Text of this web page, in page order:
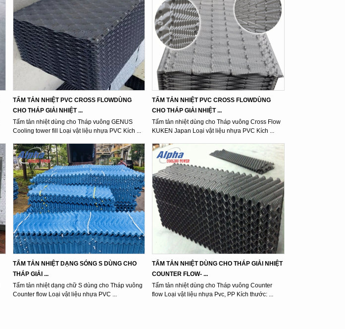
TẤM TẢN NHIỆT PVC CROSS FLOWDÙNG
CHO THÁP GIẢI NHIỆT ...
Tấm tản nhiệt dùng cho Tháp vuông GENUS
Cooling tower fill Loại vật liệu nhựa PVC Kích ...
TẤM TẢN NHIỆT PVC CROSS FLOWDÙNG
CHO THÁP GIẢI NHIỆT ...
Tấm tản nhiệt dùng cho Tháp vuông Cross Flow
KUKEN Japan Loại vật liệu nhựa PVC Kích ...
TẤM TẢN NHIỆT DẠNG SÓNG S DÙNG CHO
THÁP GIẢI ...
Tấm tản nhiệt dạng chữ S dùng cho Tháp vuông
Counter flow Loại vật liệu nhựa PVC ...
TẤM TẢN NHIỆT DÙNG CHO THÁP GIẢI NHIỆT
COUNTER FLOW- ...
Tấm tản nhiệt dùng cho Tháp vuông Counter
flow Loại vật liệu nhựa Pvc, PP Kích thước: ...